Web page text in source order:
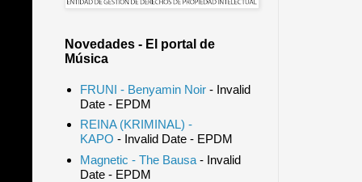
Novedades - El portal de
Música
FRUNI - Benyamin Noir- Invalid
Date- EPDM
REINA (KRIMINAL) -
KAPO - Invalid Date- EPDM
Magnetic - The Bausa- Invalid
Date- EPDM